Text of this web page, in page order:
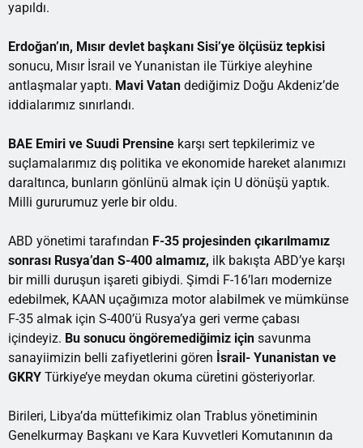
yapıldı.
Erdoğan’ın, Mısır devlet başkanı Sisi’ye ölçüsüz tepkisi
sonucu, Mısır İsrail ve Yunanistan ile Türkiye aleyhine
antlaşmalar yaptı. Mavi Vatan dediğimiz Doğu Akdeniz’de
iddialarımız sınırlandı.
BAE Emiri ve Suudi Prensine karşı sert tepkilerimiz ve
suçlamalarımız dış politika ve ekonomide hareket alanımızı
daraltınca, bunların gönlünü almak için U dönüşü yaptık.
Milli gururumuz yerle bir oldu.
ABD yönetimi tarafından F-35 projesinden çıkarılmamız
sonrası Rusya’dan S-400 almamız, ilk bakışta ABD’ye karşı
bir milli duruşun işareti gibiydi. Şimdi F-16’ları modernize
edebilmek, KAAN uçağımıza motor alabilmek ve mümkünse
F-35 almak için S-400’ü Rusya’ya geri verme çabası
içindeyiz. Bu sonucu öngöremediğimiz için savunma
sanayiimizin belli zafiyetlerini gören İsrail- Yunanistan ve
GKRY Türkiye’ye meydan okuma cüretini gösteriyorlar.
Birileri, Libya’da müttefikimiz olan Trablus yönetiminin
Genelkurmay Başkanı ve Kara Kuvvetleri Komutanının da